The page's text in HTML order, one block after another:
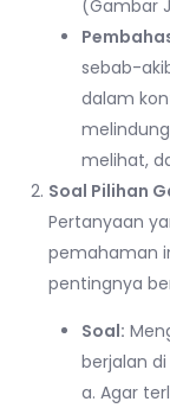
(Gambar
sebab-
dalam
melihat,
Soal Pilihan
Pertanyaan
pemahaman
pentingnya
Soal:
berjalan
a. Agar